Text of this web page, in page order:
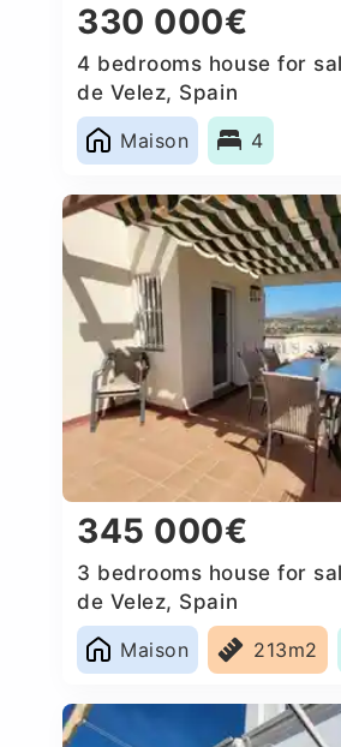
330 000€
4 bedrooms house for
de Velez, Spain
Maison
4
345 000€
3 bedrooms house for
de Velez, Spain
Maison
213m2